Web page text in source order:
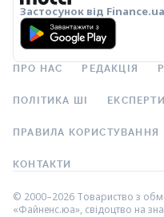
Застосунок від Finance.ua
ПРО НАС РЕДАКЦІЯ
ПОЛІТИКА ШІ ЕКСПЕРТИ
ПРАВИЛА КОРИСТУВАННЯ
КОНТАКТИ
© 2000–2026 Товариство з
«Файненс.юа», свідоцтво на